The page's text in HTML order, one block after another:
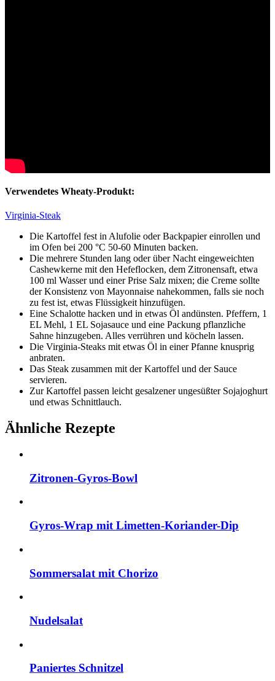
Verwendetes Wheaty-Produkt:
Virginia-Steak
Die Kartoffel fest in Alufolie oder Backpapier einrollen und
im Ofen bei 200 °C 50-60 Minuten backen.
Die mehrere Stunden lang oder über Nacht eingeweichten
Cashewkerne mit den Hefeflocken, dem Zitronensaft, etwa
100 ml Wasser und einer Prise Salz mixen; die Creme sollte
der Konsistenz von Mayonnaise nahekommen, falls sie noch
zu fest ist, etwas Flüssigkeit hinzufügen.
Eine Schalotte hacken und in etwas Öl andünsten. Pfeffern, 1
EL Mehl, 1 EL Sojasauce und eine Packung pflanzliche
Sahne hinzugeben. Alles verrühren und köcheln lassen.
Die Virginia-Steaks mit etwas Öl in einer Pfanne knusprig
anbraten.
Das Steak zusammen mit der Kartoffel und der Sauce
servieren.
Zur Kartoffel passen leicht gesalzener ungesüßter Sojajoghurt
und etwas Schnittlauch.
Ähnliche Rezepte
Zitronen-Gyros-Bowl
Gyros-Wrap mit Limetten-Koriander-Dip
Sommersalat mit Chorizo
Nudelsalat
Paniertes Schnitzel